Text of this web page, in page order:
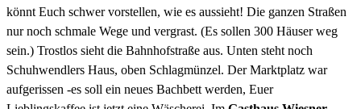
könnt Euch schwer vorstellen, wie es aussieht! Die ganzen Straßen
nur noch schmale Wege und vergrast. (Es sollen 300 Häuser weg
sein.) Trostlos sieht die Bahnhofstraße aus. Unten steht noch
Schuhwendlers Haus, oben Schlagmünzel. Der Marktplatz war
aufgerissen -es soll ein neues Bachbett werden, Euer